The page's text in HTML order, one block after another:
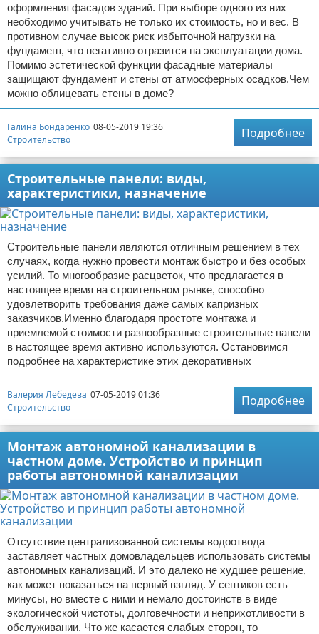
оформления фасадов зданий. При выборе одного из них
необходимо учитывать не только их стоимость, но и вес. В
противном случае высок риск избыточной нагрузки на
фундамент, что негативно отразится на эксплуатации дома.
Помимо эстетической функции фасадные материалы
защищают фундамент и стены от атмосферных осадков.Чем
можно облицевать стены в доме?
Галина Бондаренко 08-05-2019 19:36
Строительство
Подробнее
Строительные панели: виды,
характеристики, назначение
Строительные панели являются отличным решением в тех
случаях, когда нужно провести монтаж быстро и без особых
усилий. То многообразие расцветок, что предлагается в
настоящее время на строительном рынке, способно
удовлетворить требования даже самых капризных
заказчиков.Именно благодаря простоте монтажа и
приемлемой стоимости разнообразные строительные панели
в настоящее время активно используются. Остановимся
подробнее на характеристике этих декоративных
Валерия Лебедева 07-05-2019 01:36
Строительство
Подробнее
Монтаж автономной канализации в
частном доме. Устройство и принцип
работы автономной канализации
Отсутствие централизованной системы водоотвода
заставляет частных домовладельцев использовать системы
автономных канализаций. И это далеко не худшее решение,
как может показаться на первый взгляд. У септиков есть
минусы, но вместе с ними и немало достоинств в виде
экологической чистоты, долговечности и неприхотливости в
обслуживании. Что же касается слабых сторон, то